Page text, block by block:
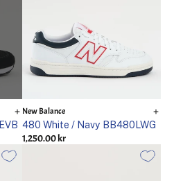
New Balance
480 White / Navy BB480LWG
1,250.00 kr